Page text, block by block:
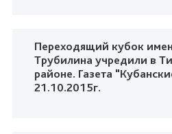
Переходящий кубок
Трубилина учредили в
районе. Газета
21.10.2015г.